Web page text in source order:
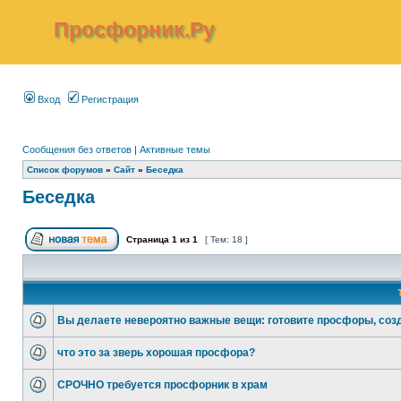
Просфорник.Ру
Вход Регистрация
Сообщения без ответов | Активные темы
Список форумов » Сайт » Беседка
Беседка
Страница 1 из 1 [ Тем: 18 ]
Вы делаете невероятно важные вещи: готовите просфоры,
что это за зверь хорошая просфора?
СРОЧНО требуется просфорник в храм